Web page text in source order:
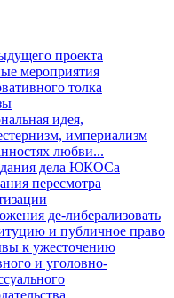
проекта
мероприятия
толка
идея,
империализм
любви...
дела ЮКОСа
пересмотра
де-либерализовать
и публичное право
к ужесточению
и уголовно-